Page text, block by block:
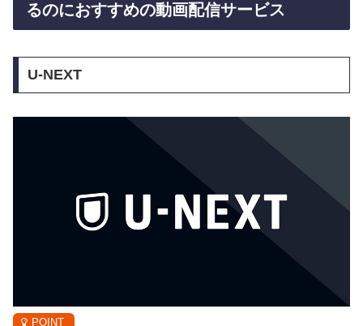
るのにおすすめの動画配信サービス
U-NEXT